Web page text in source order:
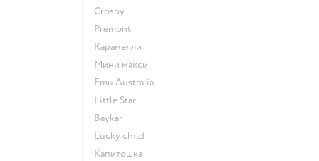
Crosby
Premont
Карамелли
Мини макси
Emu Australia
Little Star
Baykar
Lucky child
Капитошка